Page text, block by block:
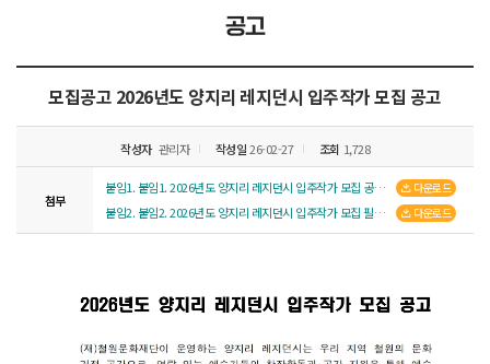
공고
모집공고 2026년도 양지리 레지던시 입주작가 모집 공고
작성자 관리자 작성일26-02-27 조회 1,728
첨부
붙임1. 붙임1. 2026년도 양지리 레지던시 입주작가 모집 공고 .pdf 다운로드
붙임2. 붙임2. 2026년도 양지리 레지던시 입주작가 모집 필수신청서류 1부.hwp 다운로드